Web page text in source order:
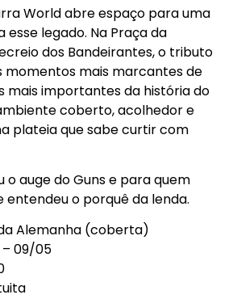
World abre espaço para uma
esse legado. Na Praça da
dos Bandeirantes, o tributo
momentos mais marcantes de
mais importantes da história do
coberto, acolhedor e
plateia que sabe curtir com
o auge do Guns e para quem
entendeu o porquê da lenda.
Alemanha (coberta)
09/05